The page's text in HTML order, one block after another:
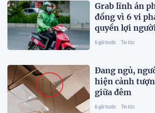
Grab lĩnh án
đồng vì 6 vi
quyền lợi
6 giờ trước Tin tức
Đang ngủ,
hiện cảnh
giữa đêm
6 giờ trước Tin tức